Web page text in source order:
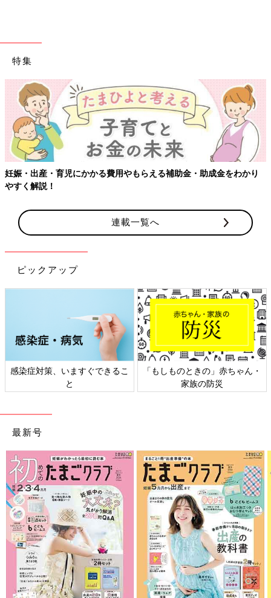
特集
妊娠・出産・育児にかかる費用やもらえる補助金・助成金をわかり
やすく解説！
連載一覧へ
ピックアップ
感染症対策、いますぐできるこ
と
「もしものときの」赤ちゃん・
家族の防災
最新号